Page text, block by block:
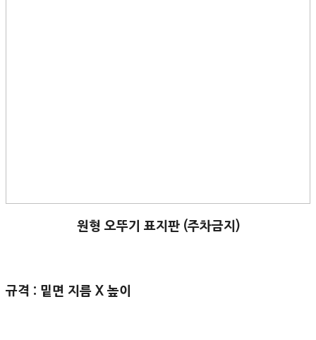
원형 오뚜기 표지판 (주차금지)
규격 : 밑면 지름 X 높이